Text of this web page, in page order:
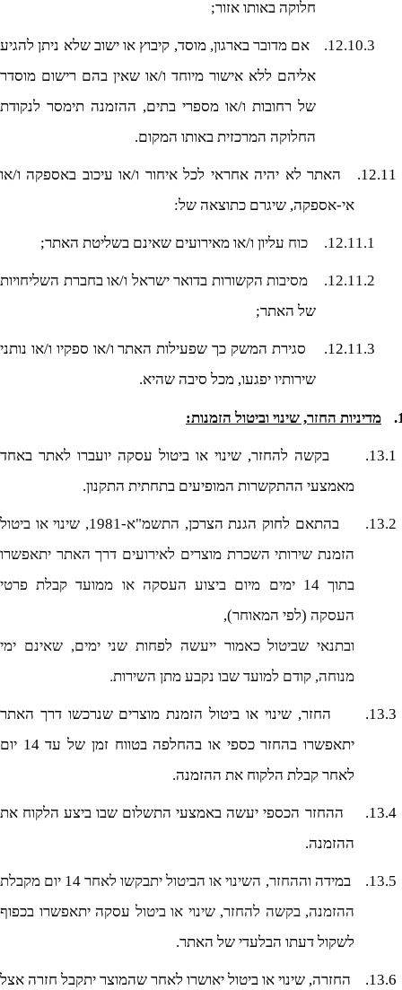
חלוקה באותו אזור;
12.10.3. אם מדובר בארגון, מוסד, קיבוץ או ישוב שלא ניתן להגיע
אליהם ללא אישור מיוחד ו/או שאין בהם רישום מוסדר
של רחובות ו/או מספרי בתים, ההזמנה תימסר לנקודת
החלוקה המרכזית באותו המקום.
12.11.
האתר לא יהיה אחראי לכל איחור ו/או עיכוב באספקה ו/או
אי-אספקה, שיגרם כתוצאה של:
12.11.1. כוח עליון ו/או מאירועים שאינם בשליטת האתר;
12.11.2. מסיבותהקשורות בדואר ישראל ו/או בחברת השליחויות
של האתר;
12.11.3.
סגירת המשק כך שפעילות האתר ו/או ספקיו ו/או נותני
שירותיו יפגעו, מכל סיבה שהיא.
מדיניות החזר, שינוי וביטול הזמנות:
13.1.
בקשה להחזר, שינוי או ביטול עסקה יועברו לאתר באחד
מאמצעי ההתקשרות המופיעים בתחתית התקנון.
13.2. בהתאם לחוק הגנת הצרכן, התשמ"א-1981,
שינוי או ביטול
הזמנת שירותי השכרת מוצרים לאירועים דרך האתר יתאפשרו
בתוך 14 ימים מיום ביצוע העסקה או ממועד קבלת פרטי
העסקה (לפי המאוחר),
ובתנאי שביטול כאמור ייעשה לפחות שני ימים, שאינם ימי
מנוחה, קודם למועד שבו נקבע מתן השירות.
13.3.
החזר, שינוי או ביטול הזמנת מוצרים שנרכשו דרך האתר
יתאפשרו בהחזר כספי או בהחלפה בטווח זמן של עד 14 יום
לאחר קבלת הלקוח את ההזמנה.
13.4.
ההחזר הכספי יעשה באמצעי התשלום שבו ביצע הלקוח את
ההזמנה.
13.5. במידה וה
החזר, השינוי או הביטול יתבקשו לאחר 14 יום מקבלת
ההזמנה, בקשה להחזר, שינוי או ביטול עסקה יתאפשרו בכפוף
לשקול דעתו הבלעדי של האתר.
13.6.
החזרה, שינוי או ביטול יאושרו לאחר שהמוצר יתקבל חזרה אצל